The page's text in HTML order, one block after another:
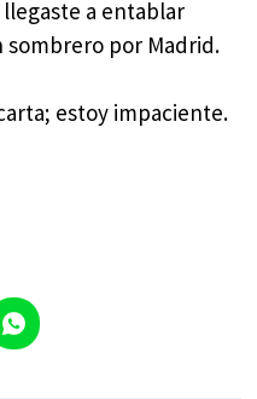
a entablar
sombrero por Madrid.
estoy impaciente.